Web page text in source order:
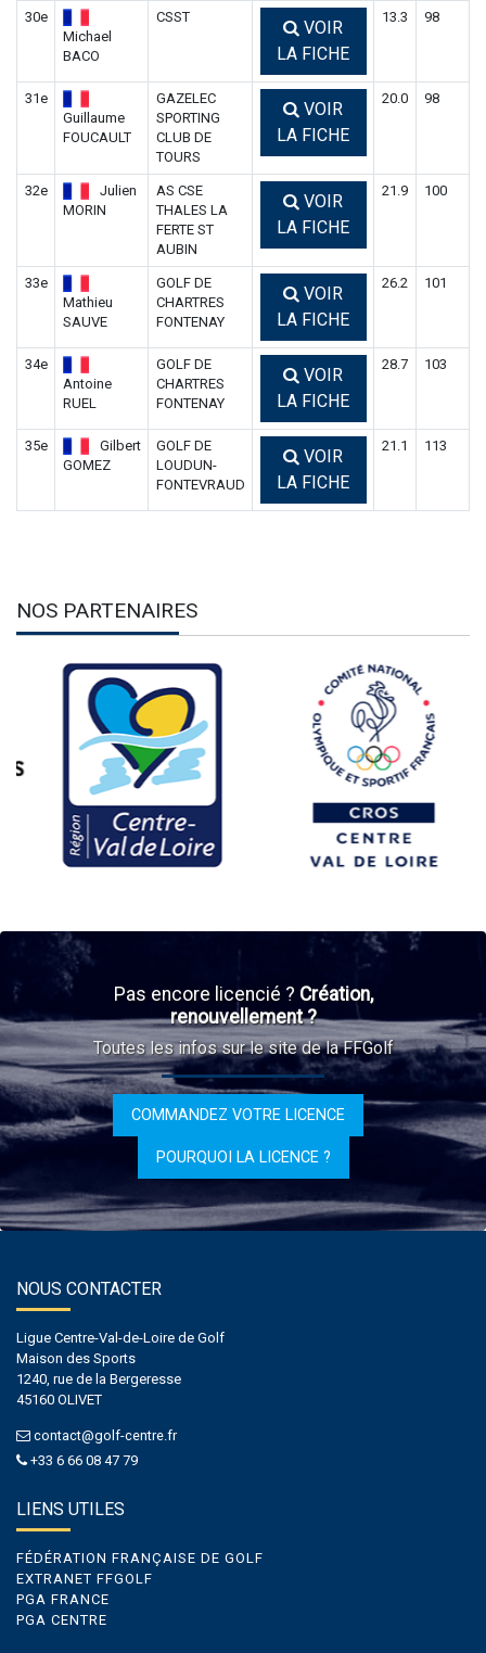
30e
Michael
BACO
CSST
VOIR
LA FICHE
13.3 98
31e
Guillaume
FOUCAULT
GAZELEC
SPORTING
CLUB DE
TOURS
VOIR
LA FICHE
20.0 98
32e
Julien
MORIN
AS CSE
THALES LA
FERTE ST
AUBIN
VOIR
LA FICHE
21.9 100
33e
Mathieu
SAUVE
GOLF DE
CHARTRES
FONTENAY
VOIR
LA FICHE
26.2 101
34e
Antoine
RUEL
GOLF DE
CHARTRES
FONTENAY
VOIR
LA FICHE
28.7 103
35e
Gilbert
GOMEZ
GOLF DE
LOUDUN-
FONTEVRAUD
VOIR
LA FICHE
21.1 113
NOS PARTENAIRES
Pas encore licencié ? Création,
renouvellement ?
Toutes les infos sur le site de la FFGolf
COMMANDEZ VOTRE LICENCE
POURQUOI LA LICENCE ?
NOUS CONTACTER
Ligue Centre-Val-de-Loire de Golf
Maison des Sports
1240, rue de la Bergeresse
45160 OLIVET
contact@golf-centre.fr
+33 6 66 08 47 79
LIENS UTILES
FÉDÉRATION FRANÇAISE DE GOLF
EXTRANET FFGOLF
PGA FRANCE
PGA CENTRE